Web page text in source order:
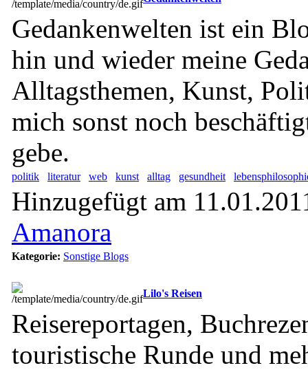
Gedankenwelten ist ein
hin und wieder meine
Alltagsthemen, Kunst,
mich sonst noch
gebe.
politik literatur web kunst alltag gesundheit
Hinzugefügt am
Amanora
Kategorie: Sonstige Blogs
Lilo's Reisen
Reisereportagen,
touristische Runde und